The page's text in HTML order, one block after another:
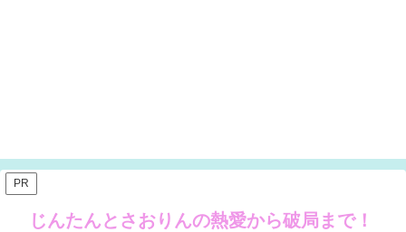
PR
じんたんとさおりんの熱愛から破局まで！